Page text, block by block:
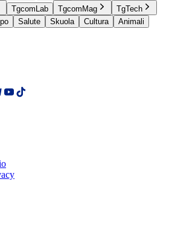
TgcomLab TgcomMag
TgTech
Salute Skuola Cultura
Animali